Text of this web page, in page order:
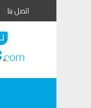
اتصل بنا